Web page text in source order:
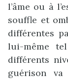
l’âme ou à
souffle et
différentes
lui-même
différents
guérison